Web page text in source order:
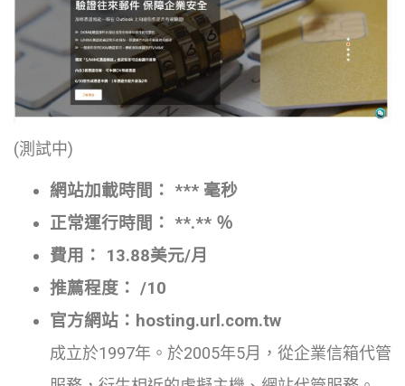
(測試中)
網站加載時間： *** 毫秒
正常運行時間： **.** ％
費用： 13.88美元/月
推薦程度： /10
官方網站：hosting.url.com.tw
成立於1997年。於2005年5月，從企業信箱代管